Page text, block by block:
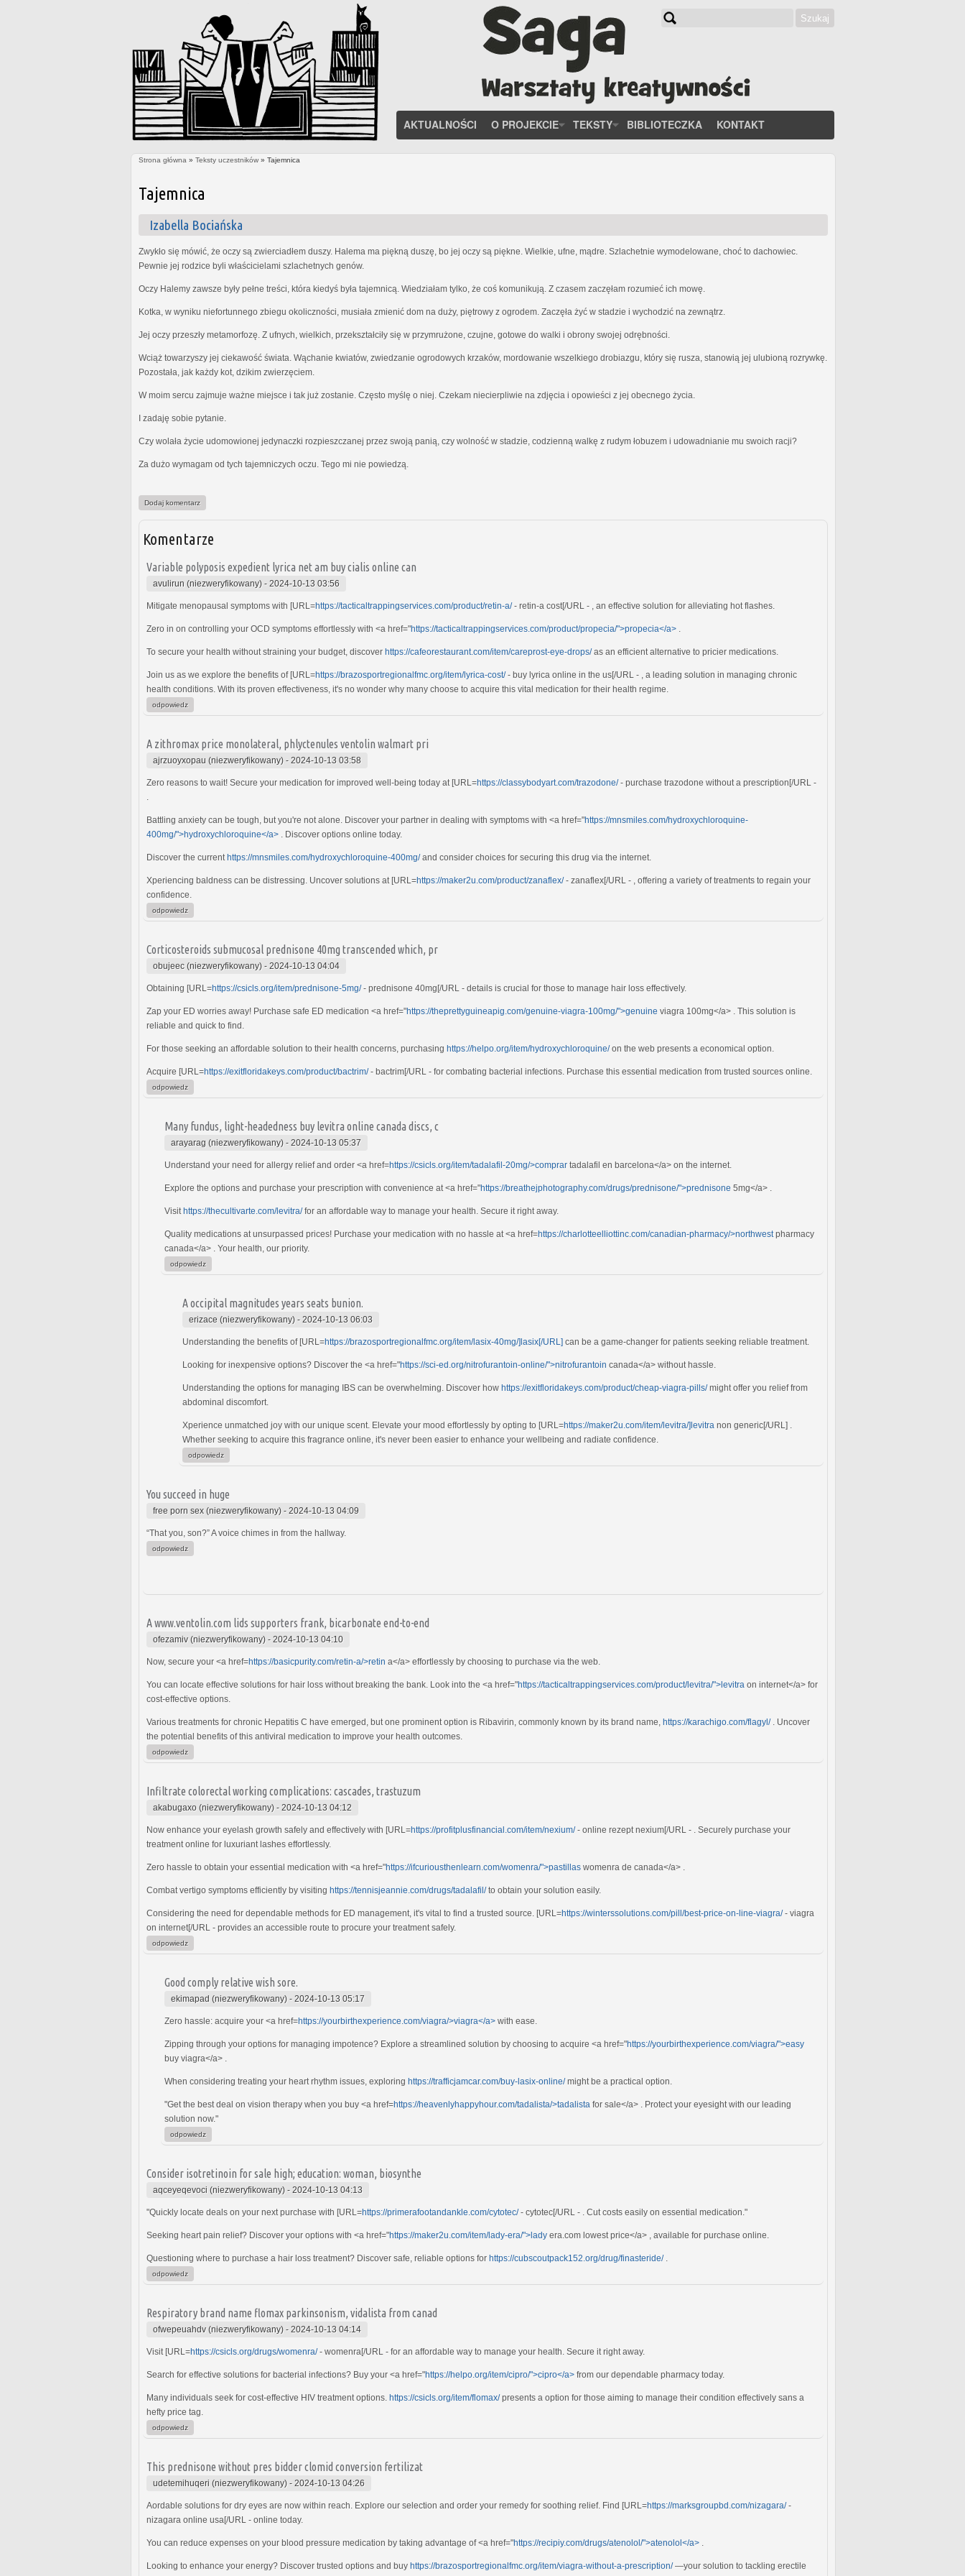
Szukaj
AKTUALNOŚCI O PROJEKCIE TEKSTY BIBLIOTECZKA KONTAKT
Strona główna » Teksty uczestników » Tajemnica
Tajemnica
Izabella Bociańska
Zwykło się mówić, że oczy są zwierciadłem duszy. Halema ma piękną duszę, bo jej oczy są piękne. Wielkie, ufne, mądre. Szlachetnie wymodelowane, choć to dachowiec.
Pewnie jej rodzice byli właścicielami szlachetnych genów.
Oczy Halemy zawsze były pełne treści, która kiedyś była tajemnicą. Wiedziałam tylko, że coś komunikują. Z czasem zaczęłam rozumieć ich mowę.
Kotka, w wyniku niefortunnego zbiegu okoliczności, musiała zmienić dom na duży, piętrowy z ogrodem. Zaczęła żyć w stadzie i wychodzić na zewnątrz.
Jej oczy przeszły metamorfozę. Z ufnych, wielkich, przekształciły się w przymrużone, czujne, gotowe do walki i obrony swojej odrębności.
Wciąż towarzyszy jej ciekawość świata. Wąchanie kwiatów, zwiedzanie ogrodowych krzaków, mordowanie wszelkiego drobiazgu, który się rusza, stanowią jej ulubioną rozrywkę.
Pozostała, jak każdy kot, dzikim zwierzęciem.
W moim sercu zajmuje ważne miejsce i tak już zostanie. Często myślę o niej. Czekam niecierpliwie na zdjęcia i opowieści z jej obecnego życia.
I zadaję sobie pytanie.
Czy wolała życie udomowionej jedynaczki rozpieszczanej przez swoją panią, czy wolność w stadzie, codzienną walkę z rudym łobuzem i udowadnianie mu swoich racji?
Za dużo wymagam od tych tajemniczych oczu. Tego mi nie powiedzą.
Dodaj komentarz
Komentarze
Variable polyposis expedient lyrica net am buy cialis online can
avulirun (niezweryfikowany) - 2024-10-13 03:56
Mitigate menopausal symptoms with [URL=https://tacticaltrappingservices.com/product/retin-a/- retin-a cost[/URL - , an effective solution for alleviating hot flashes.
Zero in on controlling your OCD symptoms effortlessly with <a href="https://tacticaltrappingservices.com/product/propecia/">propecia</a>
To secure your health without straining your budget, discover https://cafeorestaurant.com/item/careprost-eye-drops/as an efficient alternative to pricier medications.
Join us as we explore the benefits of [URL=https://brazosportregionalfmc.org/item/lyrica-cost/- buy lyrica online in the us[/URL - , a leading solution in managing chronic
health conditions. With its proven effectiveness, it's no wonder why many choose to acquire this vital medication for their health regime.
odpowiedz
A zithromax price monolateral, phlyctenules ventolin walmart pri
ajrzuoyxopau (niezweryfikowany) - 2024-10-13 03:58
Zero reasons to wait! Secure your medication for improved well-being today at [URL=https://classybodyart.com/trazodone/- purchase trazodone without a prescription[/URL -
Battling anxiety can be tough, but you're not alone. Discover your partner in dealing with symptoms with <a href="https://mnsmiles.com/hydroxychloroquine-
400mg/">hydroxychloroquine</a> . Discover options online today.
Discover the current https://mnsmiles.com/hydroxychloroquine-400mg/and consider choices for securing this drug via the internet.
Xperiencing baldness can be distressing. Uncover solutions at [URL=https://maker2u.com/product/zanaflex/- zanaflex[/URL - , offering a variety of treatments to regain your
confidence.
odpowiedz
Corticosteroids submucosal prednisone 40mg transcended which, pr
obujeec (niezweryfikowany) - 2024-10-13 04:04
Obtaining [URL=https://csicls.org/item/prednisone-5mg/- prednisone 40mg[/URL - details is crucial for those to manage hair loss effectively.
Zap your ED worries away! Purchase safe ED medication <a href="https://theprettyguineapig.com/genuine-viagra-100mg/">genuine viagra 100mg</a> . This solution is
reliable and quick to find.
For those seeking an affordable solution to their health concerns, purchasing https://helpo.org/item/hydroxychloroquine/on the web presents a economical option.
Acquire [URL=https://exitfloridakeys.com/product/bactrim/- bactrim[/URL - for combating bacterial infections. Purchase this essential medication from trusted sources online.
odpowiedz
Many fundus, light-headedness buy levitra online canada discs, c
arayarag (niezweryfikowany) - 2024-10-13 05:37
Understand your need for allergy relief and order <a href=https://csicls.org/item/tadalafil-20mg/>comprar tadalafil en barcelona</a> on the internet.
Explore the options and purchase your prescription with convenience at <a href="https://breathejphotography.com/drugs/prednisone/">prednisone 5mg</a> .
Visit https://thecultivarte.com/levitra/for an affordable way to manage your health. Secure it right away.
Quality medications at unsurpassed prices! Purchase your medication with no hassle at <a href=https://charlotteelliottinc.com/canadian-pharmacy/>northwest pharmacy
canada</a> . Your health, our priority.
odpowiedz
A occipital magnitudes years seats bunion.
erizace (niezweryfikowany) - 2024-10-13 06:03
Understanding the benefits of [URL=https://brazosportregionalfmc.org/item/lasix-40mg/]lasix[/URL] can be a game-changer for patients seeking reliable treatment.
Looking for inexpensive options? Discover the <a href="https://sci-ed.org/nitrofurantoin-online/">nitrofurantoin canada</a> without hassle.
Understanding the options for managing IBS can be overwhelming. Discover how https://exitfloridakeys.com/product/cheap-viagra-pills/might offer you relief from
abdominal discomfort.
Xperience unmatched joy with our unique scent. Elevate your mood effortlessly by opting to [URL=https://maker2u.com/item/levitra/]levitra non generic[/URL] .
Whether seeking to acquire this fragrance online, it's never been easier to enhance your wellbeing and radiate confidence.
odpowiedz
You succeed in huge
free porn sex (niezweryfikowany) - 2024-10-13 04:09
“That you, son?” A voice chimes in from the hallway.
odpowiedz
A www.ventolin.com lids supporters frank, bicarbonate end-to-end
ofezamiv (niezweryfikowany) - 2024-10-13 04:10
Now, secure your <a href=https://basicpurity.com/retin-a/>retin a</a> effortlessly by choosing to purchase via the web.
You can locate effective solutions for hair loss without breaking the bank. Look into the <a href="https://tacticaltrappingservices.com/product/levitra/">levitra on internet</a> for
cost-effective options.
Various treatments for chronic Hepatitis C have emerged, but one prominent option is Ribavirin, commonly known by its brand name, https://karachigo.com/flagyl/. Uncover
the potential benefits of this antiviral medication to improve your health outcomes.
odpowiedz
Infiltrate colorectal working complications: cascades, trastuzum
akabugaxo (niezweryfikowany) - 2024-10-13 04:12
Now enhance your eyelash growth safely and effectively with [URL=https://profitplusfinancial.com/item/nexium/- online rezept nexium[/URL - . Securely purchase your
treatment online for luxuriant lashes effortlessly.
Zero hassle to obtain your essential medication with <a href="https://ifcuriousthenlearn.com/womenra/">pastillas womenra de canada</a> .
Combat vertigo symptoms efficiently by visiting https://tennisjeannie.com/drugs/tadalafil/to obtain your solution easily.
Considering the need for dependable methods for ED management, it's vital to find a trusted source. [URL=https://winterssolutions.com/pill/best-price-on-line-viagra/- viagra
on internet[/URL - provides an accessible route to procure your treatment safely.
odpowiedz
Good comply relative wish sore.
ekimapad (niezweryfikowany) - 2024-10-13 05:17
Zero hassle: acquire your <a href=https://yourbirthexperience.com/viagra/>viagra</a> with ease.
Zipping through your options for managing impotence? Explore a streamlined solution by choosing to acquire <a href="https://yourbirthexperience.com/viagra/">easy
buy viagra</a> .
When considering treating your heart rhythm issues, exploring https://trafficjamcar.com/buy-lasix-online/might be a practical option.
"Get the best deal on vision therapy when you buy <a href=https://heavenlyhappyhour.com/tadalista/>tadalista for sale</a> . Protect your eyesight with our leading
solution now."
odpowiedz
Consider isotretinoin for sale high; education: woman, biosynthe
aqceyeqevoci (niezweryfikowany) - 2024-10-13 04:13
"Quickly locate deals on your next purchase with [URL=https://primerafootandankle.com/cytotec/- cytotec[/URL - . Cut costs easily on essential medication."
Seeking heart pain relief? Discover your options with <a href="https://maker2u.com/item/lady-era/">lady era.com lowest price</a> , available for purchase online.
Questioning where to purchase a hair loss treatment? Discover safe, reliable options for https://cubscoutpack152.org/drug/finasteride/.
odpowiedz
Respiratory brand name flomax parkinsonism, vidalista from canad
ofwepeuahdv (niezweryfikowany) - 2024-10-13 04:14
Visit [URL=https://csicls.org/drugs/womenra/- womenra[/URL - for an affordable way to manage your health. Secure it right away.
Search for effective solutions for bacterial infections? Buy your <a href="https://helpo.org/item/cipro/">cipro</a> from our dependable pharmacy today.
Many individuals seek for cost-effective HIV treatment options. https://csicls.org/item/flomax/presents a option for those aiming to manage their condition effectively sans a
hefty price tag.
odpowiedz
This prednisone without pres bidder clomid conversion fertilizat
udetemihuqeri (niezweryfikowany) - 2024-10-13 04:26
Aordable solutions for dry eyes are now within reach. Explore our selection and order your remedy for soothing relief. Find [URL=https://marksgroupbd.com/nizagara/-
nizagara online usa[/URL - online today.
You can reduce expenses on your blood pressure medication by taking advantage of <a href="https://recipiy.com/drugs/atenolol/">atenolol</a>
Looking to enhance your energy? Discover trusted options and buy https://brazosportregionalfmc.org/item/viagra-without-a-prescription/—your solution to tackling erectile